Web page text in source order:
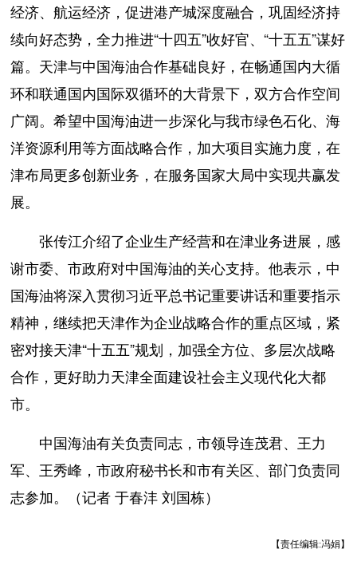
经济、航运经济，促进港产城深度融合，巩固经济持
续向好态势，全力推进“十四五”收好官、“十五五”谋好
篇。天津与中国海油合作基础良好，在畅通国内大循
环和联通国内国际双循环的大背景下，双方合作空间
广阔。希望中国海油进一步深化与我市绿色石化、海
洋资源利用等方面战略合作，加大项目实施力度，在
津布局更多创新业务，在服务国家大局中实现共赢发
展。
张传江介绍了企业生产经营和在津业务进展，感
谢市委、市政府对中国海油的关心支持。他表示，中
国海油将深入贯彻习近平总书记重要讲话和重要指示
精神，继续把天津作为企业战略合作的重点区域，紧
密对接天津“十五五”规划，加强全方位、多层次战略
合作，更好助力天津全面建设社会主义现代化大都
市。
中国海油有关负责同志，市领导连茂君、王力
军、王秀峰，市政府秘书长和市有关区、部门负责同
志参加。（记者 于春沣 刘国栋）
【责任编辑:冯娟】